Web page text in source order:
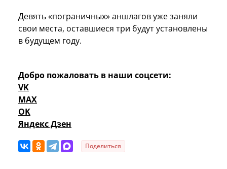
Девять «пограничных» аншлагов уже заняли
свои места, оставшиеся три будут установлены
в будущем году.
Добро пожаловать в наши соцсети:
VK
MAX
OK
Яндекс Дзен
Поделиться